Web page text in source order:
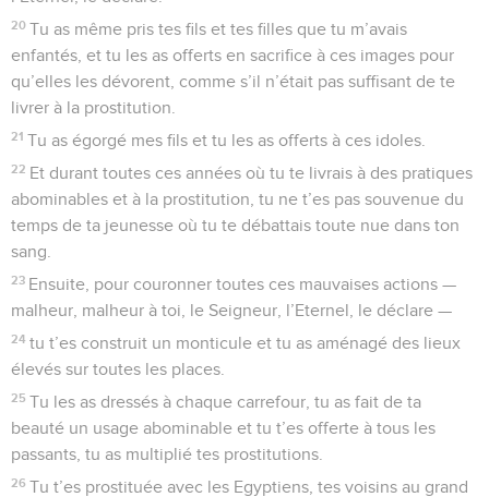
20 Tu as même pris tes fils et tes filles que tu m’avais
enfantés, et tu les as offerts en sacrifice à ces images pour
qu’elles les dévorent, comme s’il n’était pas suffisant de te
livrer à la prostitution.
21 Tu as égorgé mes fils et tu les as offerts à ces idoles.
22 Et durant toutes ces années où tu te livrais à des pratiques
abominables et à la prostitution, tu ne t’es pas souvenue du
temps de ta jeunesse où tu te débattais toute nue dans ton
sang.
23 Ensuite, pour couronner toutes ces mauvaises actions —
malheur, malheur à toi, le Seigneur, l’Eternel, le déclare —
24 tu t’es construit un monticule et tu as aménagé des lieux
élevés sur toutes les places.
25 Tu les as dressés à chaque carrefour, tu as fait de ta
beauté un usage abominable et tu t’es offerte à tous les
passants, tu as multiplié tes prostitutions.
26 Tu t’es prostituée avec les Egyptiens, tes voisins au grand